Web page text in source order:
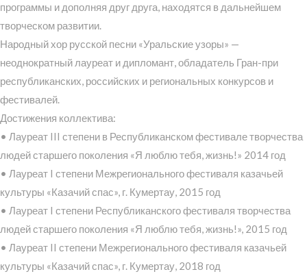
программы и дополняя друг друга, находятся в дальнейшем
творческом развитии.
Народный хор русской песни «Уральские узоры» —
неоднократный лауреат и дипломант, обладатель Гран-при
республиканских, российских и региональных конкурсов и
фестивалей.
Достижения коллектива:
• Лауреат III степени в Республиканском фестивале творчества
людей старшего поколения «Я люблю тебя, жизнь!» 2014 год
• Лауреат I степени Межрегионального фестиваля казачьей
культуры «Казачий спас», г. Кумертау, 2015 год
• Лауреат I степени Республиканского фестиваля творчества
людей старшего поколения «Я люблю тебя, жизнь!», 2015 год
• Лауреат II степени Межрегионального фестиваля казачьей
культуры «Казачий спас», г. Кумертау, 2018 год